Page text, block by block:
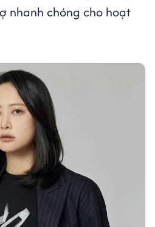
nhanh chóng cho hoạt